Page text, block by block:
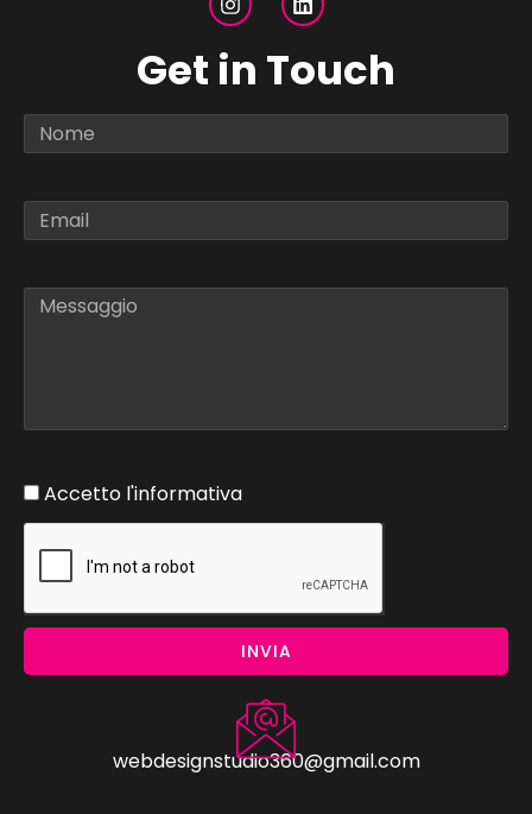
Get in Touch
Accetto l'informativa
INVIA
webdesignstudio360@gmail.com